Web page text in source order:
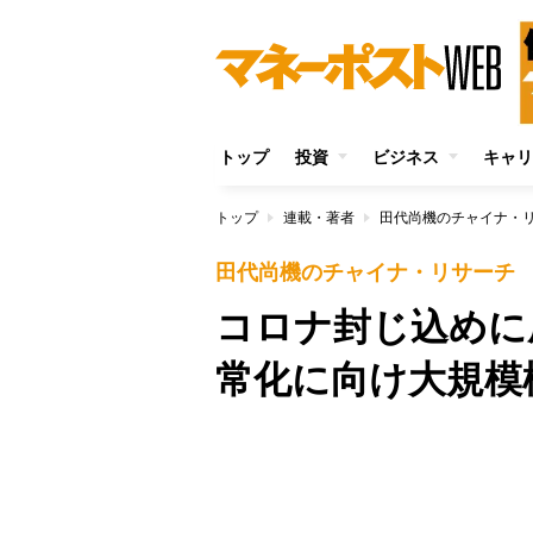
トップ 投資 ビジネス キャ
トップ 連載・著者 田代尚機のチャイナ・
田代尚機のチャイナ・リサーチ
コロナ封じ込め
常化に向け大規